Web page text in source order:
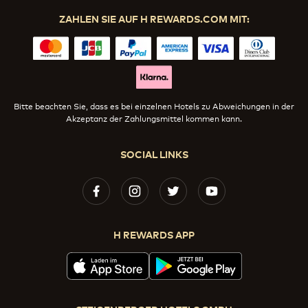
SOCIAL LINKS
H REWARDS APP
ZAHLEN SIE AUF H REWARDS.COM MIT:
Bitte beachten Sie, dass es bei einzelnen Hotels zu Abweichungen in der
Akzeptanz der Zahlungsmittel kommen kann.